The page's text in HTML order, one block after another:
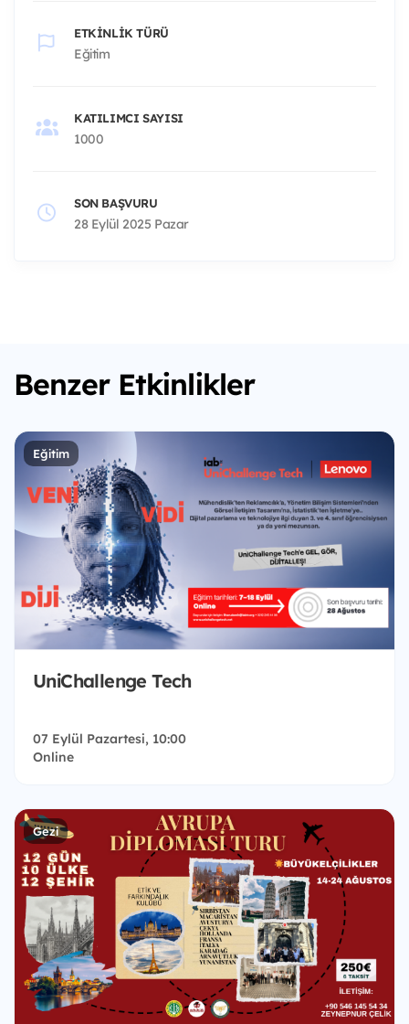
ETKINLIK TÜRÜ
Eğitim
KATILIMCI SAYISI
1000
SON BAŞVURU
28 Eylül 2025 Pazar
Benzer Etkinlikler
Eğitim
UniChallenge Tech
07 Eylül Pazartesi, 10:00
Online
Gezi